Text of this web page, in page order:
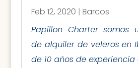
Feb 12, 2020 | Barcos
Papillon Charter somos
de alquiler de veleros en
de 10 años de